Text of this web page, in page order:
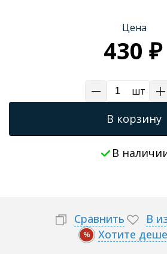
Цена
430 ₽
шт
В корзину
В
Сравнить В
% Хотите